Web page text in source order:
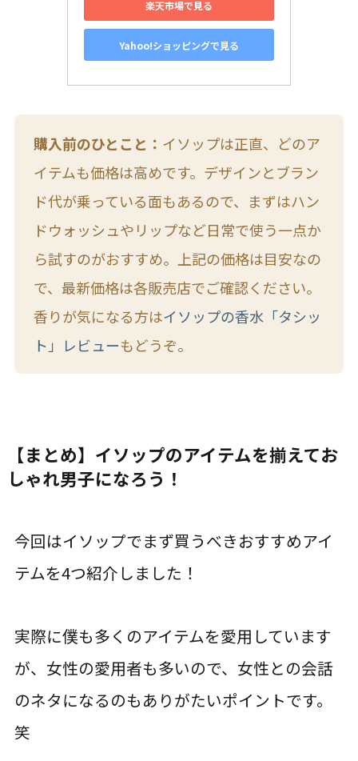
楽天市場で見る
Yahoo!ショッピングで見る
購入前のひとこと： イソップは正直、どのア
イテムも価格は高めです。デザインとブラン
ド代が乗っている面もあるので、まずはハン
ドウォッシュやリップなど日常で使う一点か
ら試すのがおすすめ。上記の価格は目安なの
で、最新価格は各販売店でご確認ください。
香りが気になる方はイソップの香水「タシッ
ト」レビューもどうぞ。
【まとめ】イソップのアイテムを揃えてお
しゃれ男子になろう！
今回はイソップでまず買うべきおすすめアイ
テムを4つ紹介しました！
実際に僕も多くのアイテムを愛用しています
が、女性の愛用者も多いので、女性との会話
のネタになるのもありがたいポイントです。
笑